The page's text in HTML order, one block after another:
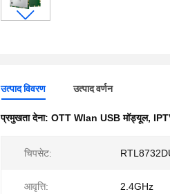
उत्पाद विवरण उत्पाद वर्णन
प्रमुखता देना: OTT Wlan USB मॉड्यूल,
चिपसेट:
आवृत्ति: 2.4GHz